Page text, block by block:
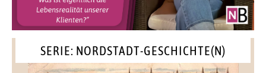
SERIE: NORDSTADT-GESCHICHTE(N)